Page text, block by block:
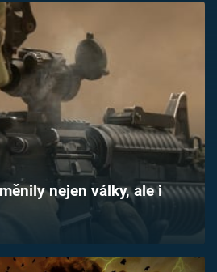
nejen války, ale i